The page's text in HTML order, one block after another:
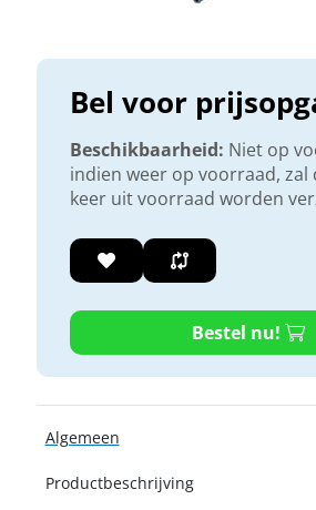
Bel voor
Beschikbaarheid: Niet op
indien weer op voorraad, zal
keer uit voorraad worden
Bestel nu!
Algemeen
Productbeschrijving